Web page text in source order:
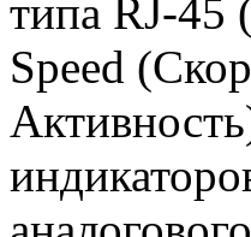
типа RJ-45
Speed